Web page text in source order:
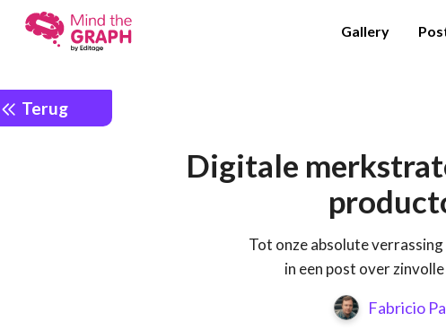
Gallery
Terug
Digitale
Tot onze absolute
in een post over
Fabricio